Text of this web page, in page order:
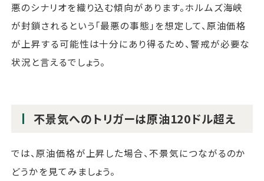
悪のシナリオを織り込む傾向があります。ホルムズ海峡
が封鎖されるという「最悪の事態」を想定して、原油価格
が上昇する可能性は十分にあり得るため、警戒が必要な
状況と言えるでしょう。
不景気へのトリガーは原油120ドル超え
では、原油価格が上昇した場合、不景気につながるのか
どうかを見てみましょう。